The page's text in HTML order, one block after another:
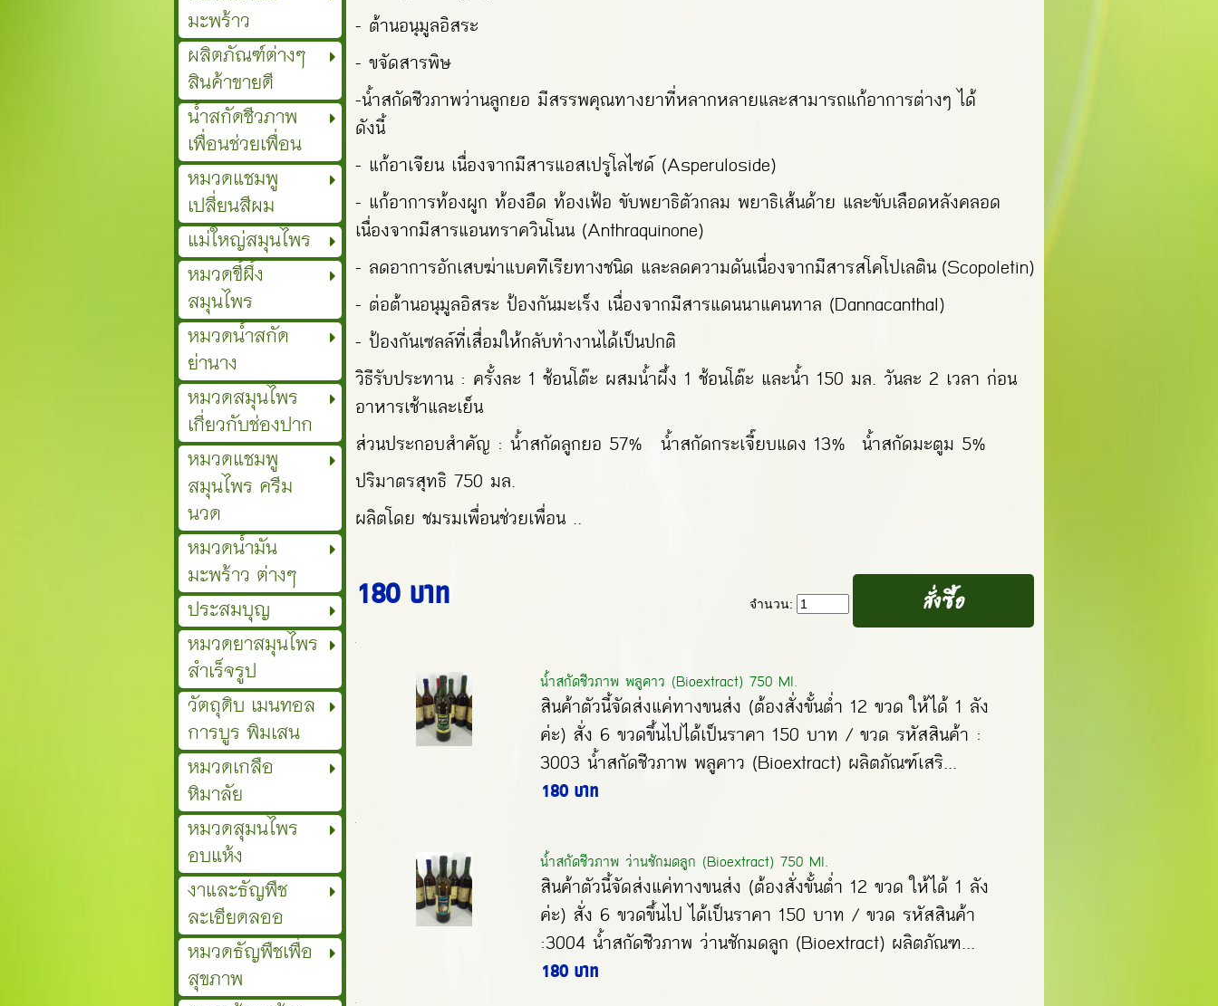
มะพร้าว
ผลิตภัณฑ์ต่างๆ
สินค้าขายดี
น้ำสกัดชีวภาพ
เพื่อนช่วยเพื่อน
หมวดแชมพู
เปลี่ยนสีผม
แม่ใหญ่สมุนไพร
หมวดขี้ผึ้ง
สมุนไพร
หมวดน้ำสกัด
ย่านาง
หมวดสมุนไพร
เกี่ยวกับช่องปาก
หมวดแชมพู
สมุนไพร ครีม
นวด
หมวดน้ำมัน
มะพร้าว ต่างๆ
ประสมบุญ
หมวดยาสมุนไพร
สำเร็จรูป
วัตถุดิบ เมนทอล
การบูร พิมเสน
หมวดเกลือ
หิมาลัย
หมวดสุมนไพร
อบแห้ง
งาและธัญพืช
ละเอียดลออ
หมวดธัญพืชเพื่อ
สุขภาพ
- ต้านอนุมูลอิสระ
- ขจัดสารพิษ
-น้ำสกัดชีวภาพว่านลูกยอ มีสรรพคุณทางยาที่หลากหลายและสามารถแก้อาการต่างๆ ได้
ดังนี้
- แก้อาเจียน เนื่องจากมีสารแอสเปรูโลไซด์ (Asperuloside)
- แก้อาการท้องผูก ท้องอืด ท้องเฟ้อ ขับพยาธิตัวกลม พยาธิเส้นด้าย และขับเลือดหลังคลอด
เนื่องจากมีสารแอนทราควินโนน (Anthraquinone)
- ลดอาการอักเสบฆ่าแบคทีเรียทางชนิด และลดความดันเนื่องจากมีสารสโคโปเลติน (Scopoletin)
- ต่อต้านอนุมูลอิสระ ป้องกันมะเร็ง เนื่องจากมีสารแดนนาแคนทาล (Dannacanthal)
- ป้องกันเซลล์ที่เสื่อมให้กลับทำงานได้เป็นปกติ
วิธีรับประทาน : ครั้งละ 1 ช้อนโต๊ะ ผสมน้ำผึ้ง 1 ช้อนโต๊ะ และน้ำ 150 มล. วันละ 2 เวลา ก่อน
อาหารเช้าและเย็น
ส่วนประกอบสำคัญ : น้ำสกัดลูกยอ 57% น้ำสกัดกระเจี๊ยบแดง 13% น้ำสกัดมะตูม 5%
ปริมาตรสุทธิ 750 มล.
ผลิตโดย ชมรมเพื่อนช่วยเพื่อน ..
180 บาท จำนวน:
น้ำสกัดชีวภาพ พลูคาว (Bioextract) 750 Ml.
สินค้าตัวนี้จัดส่งแค่ทางขนส่ง (ต้องสั่งขั้นต่ำ 12 ขวด ให้ได้ 1 ลัง
ค่ะ) สั่ง 6 ขวดขึ้นไปได้เป็นราคา 150 บาท / ขวด รหัสสินค้า :
3003 น้ำสกัดชีวภาพ พลูคาว (Bioextract) ผลิตภัณฑ์เสริ...
180 บาท
น้ำสกัดชีวภาพ ว่านชักมดลูก (Bioextract) 750 Ml.
สินค้าตัวนี้จัดส่งแค่ทางขนส่ง (ต้องสั่งขั้นต่ำ 12 ขวด ให้ได้ 1 ลัง
ค่ะ) สั่ง 6 ขวดขึ้นไป ได้เป็นราคา 150 บาท / ขวด รหัสสินค้า
:3004 น้ำสกัดชีวภาพ ว่านชักมดลูก (Bioextract) ผลิตภัณฑ...
180 บาท